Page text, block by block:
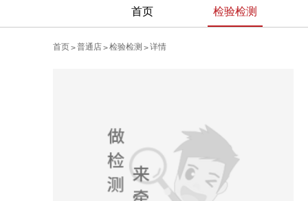
首页 检验检测
首页>普通店>检验检测 >详情